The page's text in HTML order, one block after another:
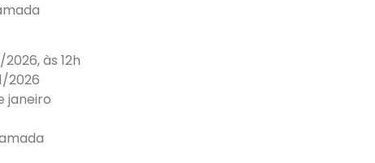
às 12h
2026
janeiro